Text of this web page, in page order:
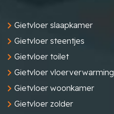
Gietvloer slaapkamer
Gietvloer steentjes
Gietvloer toilet
Gietvloer vloerverwarming
Gietvloer woonkamer
Gietvloer zolder